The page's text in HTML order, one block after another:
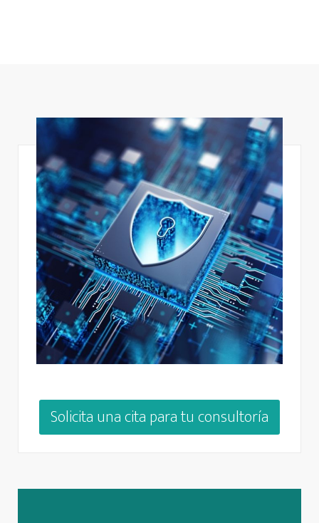
Solicita una cita para tu consultoría